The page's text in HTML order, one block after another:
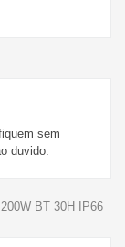
sem
duvido.
BT 30H IP66